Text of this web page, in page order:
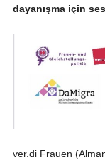
dayanışma için
ver.di Frauen